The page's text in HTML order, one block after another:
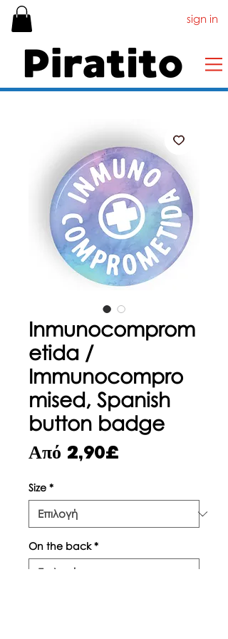
sign in
Inmunocomprom
etida /
Immunocompro
mised, Spanish
button badge
Από 2,90£
Size *
On the back *